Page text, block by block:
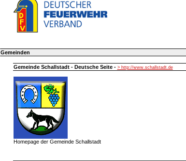
Gemeinden
Gemeinde Schallstadt - Deutsche Seite - > http://www.schallstadt.de
Homepage der Gemeinde Schallstadt